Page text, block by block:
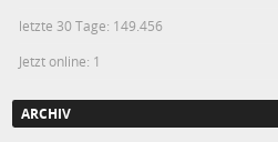
letzte 30 Tage: 149.456
Jetzt online: 1
ARCHIV